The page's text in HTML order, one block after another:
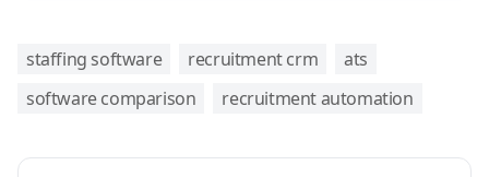
staffing software recruitment crm
ats
software comparison
recruitment automation